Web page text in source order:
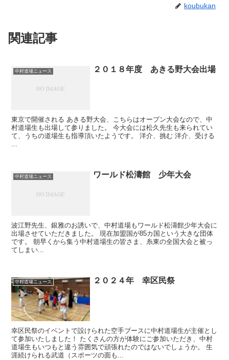
koubukan
関連記事
中村道場ニュース ２０１８年度 あきる野大会出場
東京で開催される あきる野大会、こちらはオープン大会なので、中
村道場生も出場して参りました。 今大会には松久先生も来られてい
て、うちの道場生も指導頂いたようです。 洋介、挑む 洋介、受ける
...
中村道場ニュース ワールド松濤館 少年大会
波江野先生、銀雅のお誘いで、中村道場もワールド松濤館少年大会に
出場させていただきました。 現在加盟国が85カ国という大きな団体
です。 朝早くから集う中村道場生の皆さま、糸東の全国大会と被っ
てしまい...
中村道場ニュース ２０２４年 幸区民祭
幸区民祭のイベントで設けられた空手ブースに中村道場生が主催とし
て参加いたしました！ たくさんの方が体験にご参加いただき、中村
道場生もいつもと違う雰囲気で頑張れたのではないでしょうか。 生
涯続けられる武道（スポーツの面も...